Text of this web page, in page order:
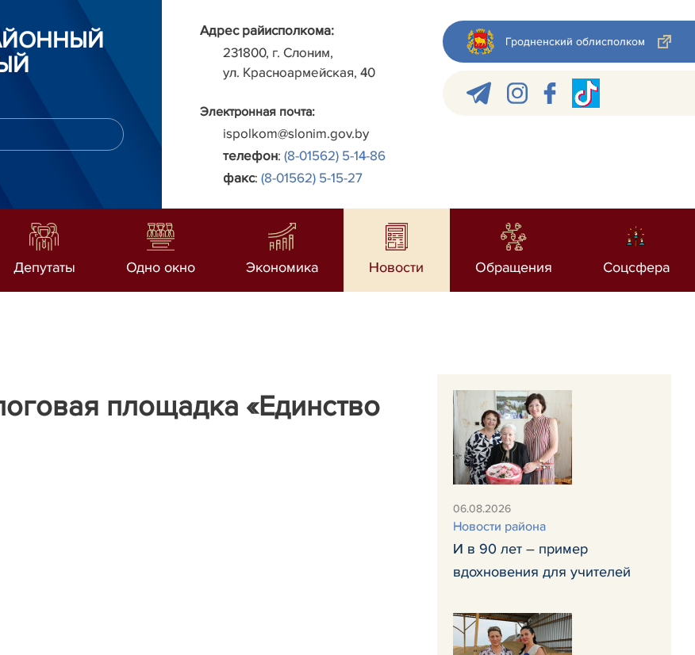
Адрес райисполкома:
231800, г. Слоним,
ул. Красноармейская, 40
Электронная почта:
ispolkom@slonim.gov.by
телефон: (8-01562) 5-14-86
факс: (8-01562) 5-15-27
Гродненский облисполком
Депутаты Одно окно Экономика Новости Обращения Соцсфера
площадка «Единство
06.08.2026
Новости района
И в 90 лет – пример
вдохновения для учителей